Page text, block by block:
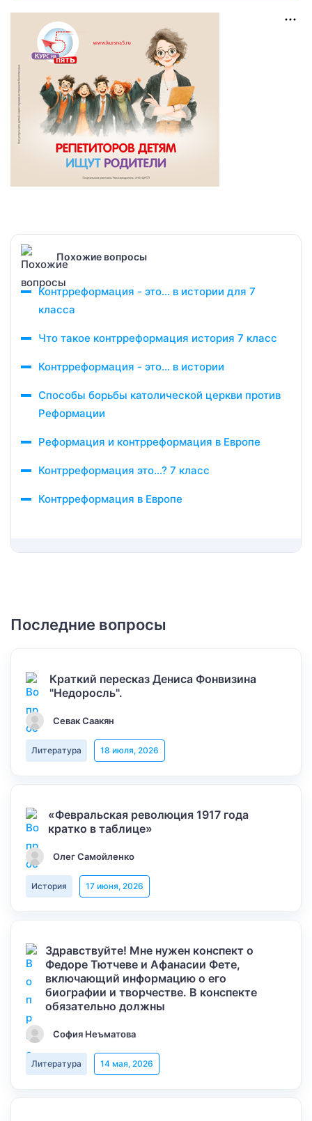
Похожие вопросы
Контрреформация - это... в истории для 7
класса
Что такое контрреформация история 7 класс
Контрреформация - это... в истории
Способы борьбы католической церкви против
Реформации
Реформация и контрреформация в Европе
Контрреформация это…? 7 класс
Контрреформация в Европе
Последние вопросы
Краткий пересказ Дениса Фонвизина
"Недоросль".
Севак Саакян
Литература 18 июля, 2026
«Февральская революция 1917 года
кратко в таблице»
Олег Самойленко
История 17 июня, 2026
Здравствуйте! Мне нужен конспект о
Федоре Тютчеве и Афанасии Фете,
включающий информацию о его
биографии и творчестве. В конспекте
обязательно должны
София Неъматова
Литература 14 мая, 2026